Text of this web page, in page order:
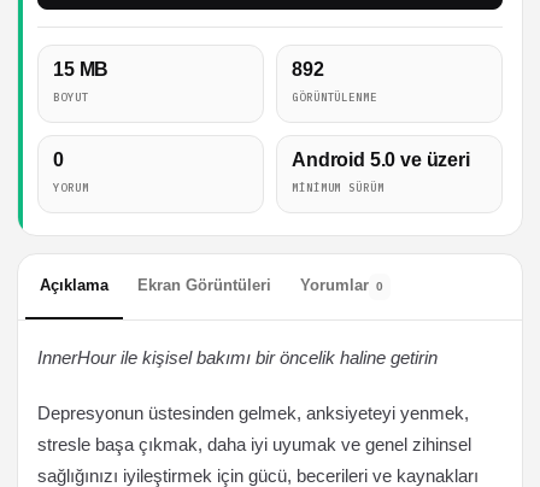
15 MB
BOYUT
892
GÖRÜNTÜLENME
0
YORUM
Android 5.0 ve üzeri
MINIMUM SÜRÜM
Açıklama Ekran Görüntüleri Yorumlar 0
InnerHour ile kişisel bakımı bir öncelik haline getirin
Depresyonun üstesinden gelmek, anksiyeteyi yenmek,
stresle başa çıkmak, daha iyi uyumak ve genel zihinsel
sağlığınızı iyileştirmek için gücü, becerileri ve kaynakları